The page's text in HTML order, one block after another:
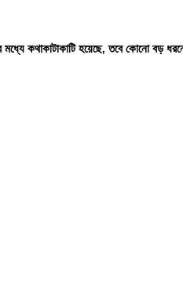
কথাকাটাকাটি হয়েছে, তবে কোনো বড়